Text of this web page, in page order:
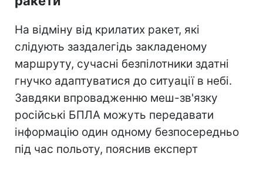
На відміну від крилатих ракет, які
слідують заздалегідь закладеному
маршруту, сучасні безпілотники здатні
гнучко адаптуватися до ситуації в небі.
Завдяки впровадженню меш-зв'язку
російські БПЛА можуть передавати
інформацію один одному безпосередньо
під час польоту, пояснив експерт